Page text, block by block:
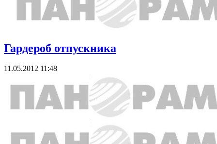
Гардероб отпускника
11.05.2012 11:48